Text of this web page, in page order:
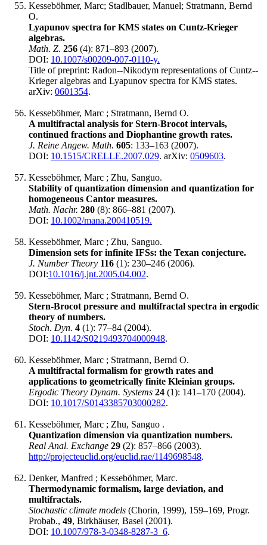
Kesseböhmer, Marc; Stadlbauer, Manuel; Stratmann, Bernd
O.
Lyapunov spectra for KMS states on Cuntz-Krieger
algebras.
Math. Z. 256 (4): 871–893 (2007).
DOI: 10.1007/s00209-007-0110-y.
Title of preprint: Radon--Nikodym representations of Cuntz--
Krieger algebras and Lyapunov spectra for KMS states.
arXiv: 0601354.
Kesseböhmer, Marc ; Stratmann, Bernd O.
A multifractal analysis for Stern-Brocot intervals,
continued fractions and Diophantine growth rates.
J. Reine Angew. Math. 605: 133‍–163 (2007).
DOI: 10.1515/CRELLE.2007.029. arXiv: 0509603.
Kesseböhmer, Marc ; Zhu, Sanguo.
Stability of quantization dimension and quantization for
homogeneous Cantor measures.
Math. Nachr. 280 (8): 866‍–881 (2007).
DOI: 10.1002/mana.200410519.
Kesseböhmer, Marc ; Zhu, Sanguo.
Dimension sets for infinite IFSs: the Texan conjecture.
J. Number Theory 116 (1): 230‍–246 (2006).
DOI:10.1016/j.jnt.2005.04.002.
Kesseböhmer, Marc ; Stratmann, Bernd O.
Stern-Brocot pressure and multifractal spectra in ergodic
theory of numbers.
Stoch. Dyn. 4 (1): 77‍–84 (2004).
DOI: 10.1142/S0219493704000948.
Kesseböhmer, Marc ; Stratmann, Bernd O.
A multifractal formalism for growth rates and
applications to geometrically finite Kleinian groups.
Ergodic Theory Dynam. Systems 24 (1): 141‍–170 (2004).
DOI: 10.1017/S0143385703000282.
Kesseböhmer, Marc ; Zhu, Sanguo .
Quantization dimension via quantization numbers.
Real Anal. Exchange 29 (2): 857‍–866 (2003).
http://projecteuclid.org/euclid.rae/1149698548.
Denker, Manfred ; Kesseböhmer, Marc.
Thermodynamic formalism, large deviation, and
multifractals.
Stochastic climate models (Chorin, 1999), 159‍–169, Progr.
Probab., 49, Birkhäuser, Basel (2001).
DOI: 10.1007/978-3-0348-8287-3_6.